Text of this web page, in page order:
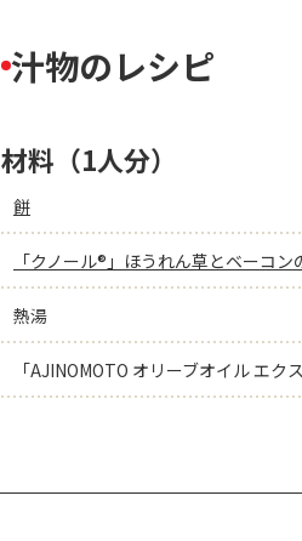
汁物のレシピ
材料（1人分）
餅
「クノール®」ほうれん草とベーコン
熱湯
「AJINOMOTO オリーブオイル エ